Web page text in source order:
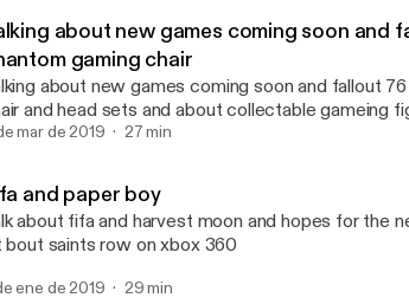
about new games coming soon and
gaming chair
about new games coming soon and fallout
and head sets and about collectable gameing
mar de 2019 27 min
and paper boy
about fifa and harvest moon and hopes for the
bout saints row on xbox 360
ene de 2019 29 min